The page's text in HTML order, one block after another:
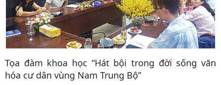
Tọa đàm khoa học “Hát bội trong đời sống văn
hóa cư dân vùng Nam Trung Bộ”